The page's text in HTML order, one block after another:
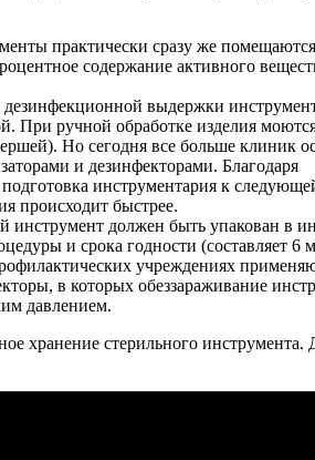
практически сразу же
содержание активного
выдержки
При ручной обработке изделия
Но сегодня все больше клиник
и дезинфекторами. Благодаря
инструментария к
происходит быстрее.
инструмент должен быть упакован в
и срока годности (составляет 6
учреждениях
в которых обеззараживание
давлением.
хранение стерильного инструмента.